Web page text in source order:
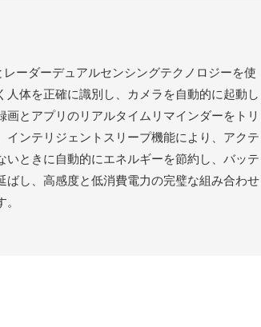
ーダーデュアルセンシングテクノロジーを使
人体を正確に識別し、カメラを自動的に起動し
画とアプリのリアルタイムリマインダーをトリ
インテリジェントスリープ機能により、アクテ
いときに自動的にエネルギーを節約し、バッテ
ばし、高感度と低消費電力の完璧な組み合わせ